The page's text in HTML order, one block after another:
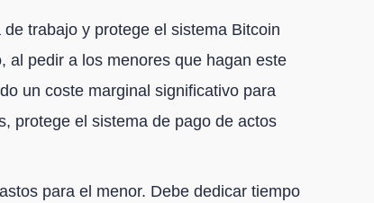
trabajo y protege el sistema Bitcoin
al pedir a los menores que hagan este
un coste marginal significativo para
protege el sistema de pago de actos
para el menor. Debe dedicar tiempo